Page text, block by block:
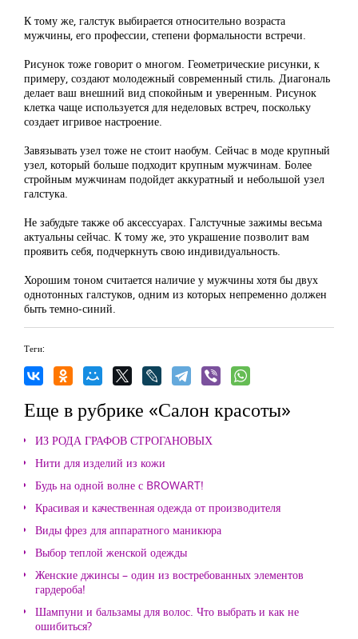
К тому же, галстук выбирается относительно возраста
мужчины, его профессии, степени формальности встречи.
Рисунок тоже говорит о многом. Геометрические рисунки, к
примеру, создают молодежный современный стиль. Диагональ
делает ваш внешний вид спокойным и уверенным. Рисунок
клетка чаще используется для неделовых встреч, поскольку
создает игривое настроение.
Завязывать узел тоже не стоит наобум. Сейчас в моде крупный
узел, который больше подходит крупным мужчинам. Более
стройным мужчинам подойдет аккуратный и небольшой узел
галстука.
Не забудьте также об аксессуарах. Галстучные зажимы весьма
актуальны сейчас. К тому же, это украшение позволит вам
проявить себя, подчеркнуть свою индивидуальность.
Хорошим тоном считается наличие у мужчины хотя бы двух
однотонных галстуков, одним из которых непременно должен
быть темно-синий.
Теги:
Еще в рубрике «Салон красоты»
ИЗ РОДА ГРАФОВ СТРОГАНОВЫХ
Нити для изделий из кожи
Будь на одной волне с BROWART!
Красивая и качественная одежда от производителя
Виды фрез для аппаратного маникюра
Выбор теплой женской одежды
Женские джинсы – один из востребованных элементов
гардероба!
Шампуни и бальзамы для волос. Что выбрать и как не
ошибиться?